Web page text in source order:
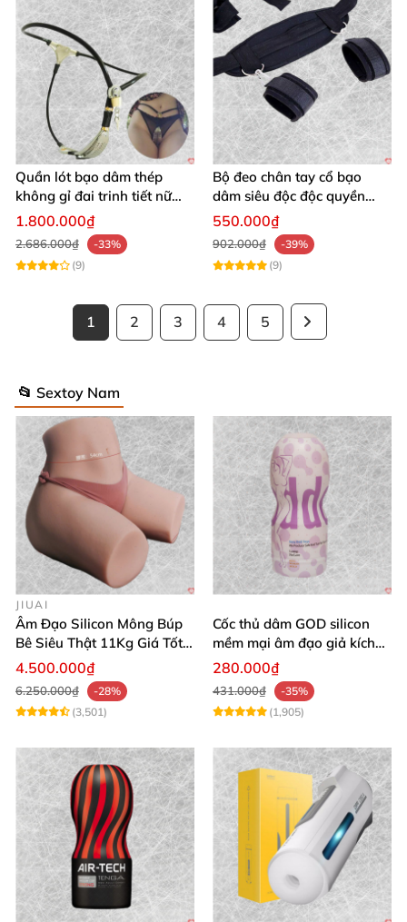
Quần lót bạo dâm thép
không gỉ đai trinh tiết nữ
sexy kích thích
1.800.000₫
2.686.000₫
-33%
(9)
Bộ đeo chân tay cổ bạo
dâm siêu độc độc quyền
thoả mãn
550.000₫
902.000₫
-39%
(9)
1 2 3 4 5
📂 Sextoy Nam
JIUAI
Âm Đạo Silicon Mông Búp
Bê Siêu Thật 11Kg Giá Tốt
Hàng Nhật
4.500.000₫
6.250.000₫
-28%
(3,501)
Cốc thủ dâm GOD silicon
mềm mại âm đạo giả kích
thích mạnh mẽ
280.000₫
431.000₫
-35%
(1,905)